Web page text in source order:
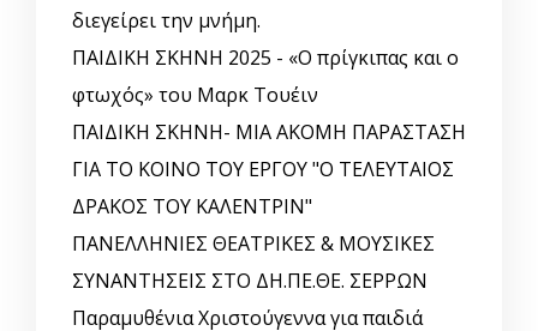
διεγείρει την μνήμη.
ΠΑΙΔΙΚΗ ΣΚΗΝΗ 2025 - «Ο πρίγκιπας και ο
φτωχός» του Μαρκ Τουέιν
ΠΑΙΔΙΚΗ ΣΚΗΝΗ- ΜΙΑ ΑΚΟΜΗ ΠΑΡΑΣΤΑΣΗ
ΓΙΑ ΤΟ ΚΟΙΝΟ ΤΟΥ ΕΡΓΟΥ "Ο ΤΕΛΕΥΤΑΙΟΣ
ΔΡΑΚΟΣ ΤΟΥ ΚΑΛΕΝΤΡΙΝ"
ΠΑΝΕΛΛΗΝΙΕΣ ΘΕΑΤΡΙΚΕΣ & ΜΟΥΣΙΚΕΣ
ΣΥΝΑΝΤΗΣΕΙΣ ΣΤΟ ΔΗ.ΠΕ.ΘΕ. ΣΕΡΡΩΝ
Παραμυθένια Χριστούγεννα για παιδιά